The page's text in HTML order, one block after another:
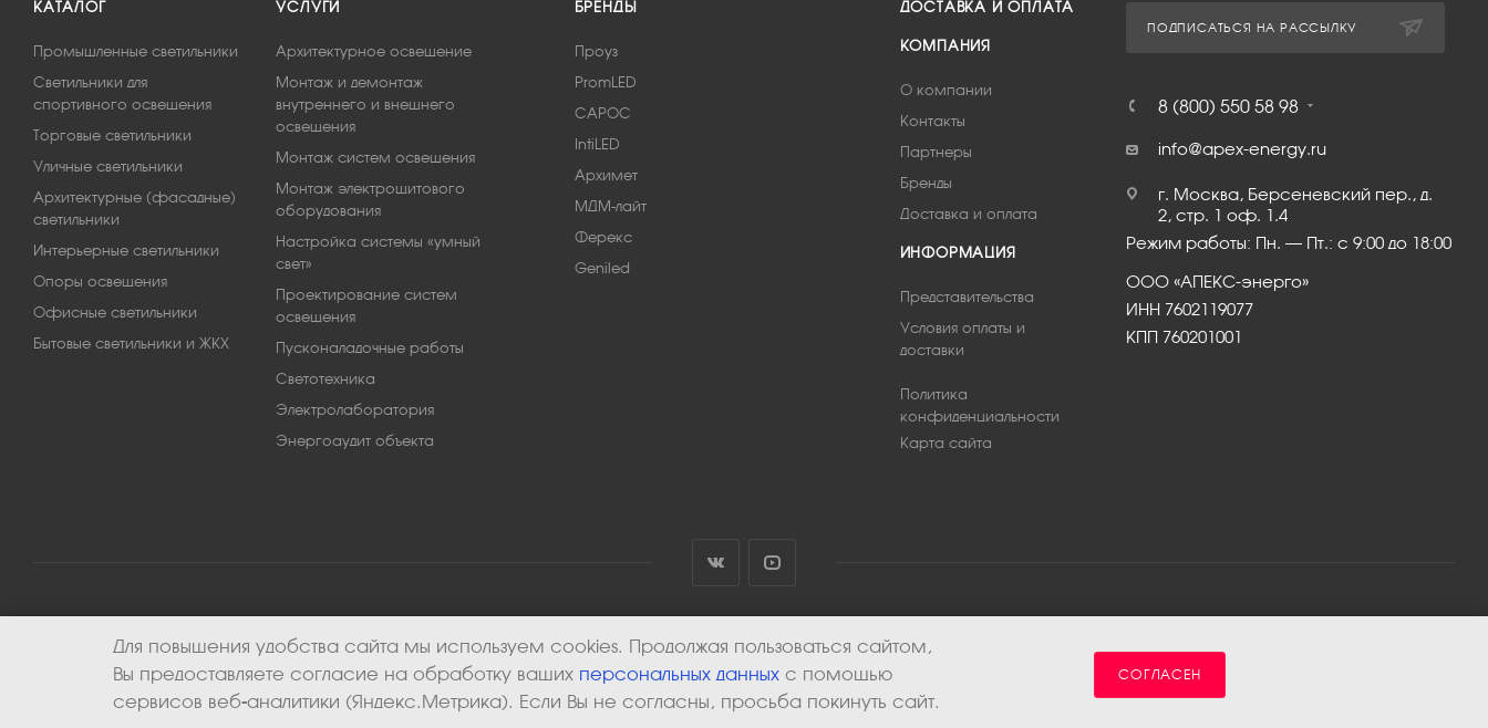
КАТАЛОГ
Промышленные светильники
Светильники для
спортивного освещения
Торговые светильники
Уличные светильники
Архитектурные (фасадные)
светильники
Интерьерные светильники
Опоры освещения
Офисные светильники
Бытовые светильники и ЖКХ
УСЛУГИ
Архитектурное освещение
Монтаж и демонтаж
внутреннего и внешнего
освещения
Монтаж систем освещения
Монтаж электрощитового
оборудования
Настройка системы «умный
свет»
Проектирование систем
освещения
Пусконаладочные работы
Светотехника
Электролаборатория
Энергоаудит объекта
БРЕНДЫ
Проуз
PromLED
САРОС
IntiLED
Архимет
МДМ-лайт
Ферекс
Geniled
ДОСТАВКА И ОПЛАТА
КОМПАНИЯ
О компании
Контакты
Партнеры
Бренды
Доставка и оплата
ИНФОРМАЦИЯ
Представительства
Условия оплаты и
доставки
Политика
конфиденциальности
Карта сайта
ПОДПИСАТЬСЯ НА РАССЫЛКУ
8 (800) 550 58 98
info@apex-energy.ru
г. Москва, Берсеневский пер., д.
2, стр. 1 оф. 1.4
Режим работы: Пн. – Пт.: с 9:00 до 18:00
ООО «АПЕКС-энерго»
ИНН 7602119077
КПП 760201001
2026 © ООО «Апекс-энерго». Все права защищены.
Для повышения удобства сайта мы используем cookies. Продолжая пользоваться сайтом,
Вы предоставляете согласие на обработку ваших персональных данных с помощью
сервисов веб-аналитики (Яндекс.Метрика). Если Вы не согласны, просьба покинуть сайт.
СОГЛАСЕН